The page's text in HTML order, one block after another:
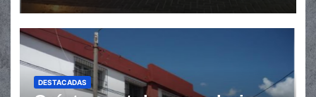
DESTACADAS